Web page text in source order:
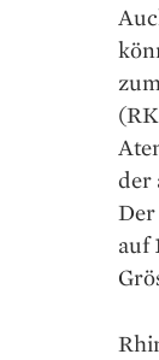
der
auf